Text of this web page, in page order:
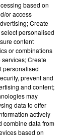
based on
or access
Create
personalised
content
or combinations
Create
personalised
prevent and
and content;
may
data to offer
actively
combine data from
based on